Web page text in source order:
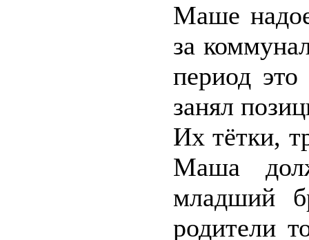
Маше
за
период
занял
Их тётки,
Маша
младший
родители